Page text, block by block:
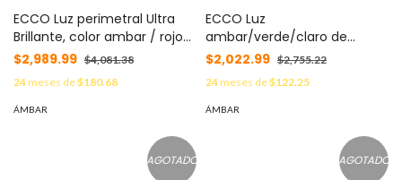
ECCO Luz perimetral Ultra
Brillante, color ambar / rojo
MOD: ED3777-AR
$2,989.99 $4,081.38
24meses de$180.68
ÁMBAR
ECCO Luz
ambar/verde/claro de
advertencia MOD: ED3712-
$2,022.99 $2,755.22
24meses de$122.25
ÁMBAR
AGOTADO AGOTADO